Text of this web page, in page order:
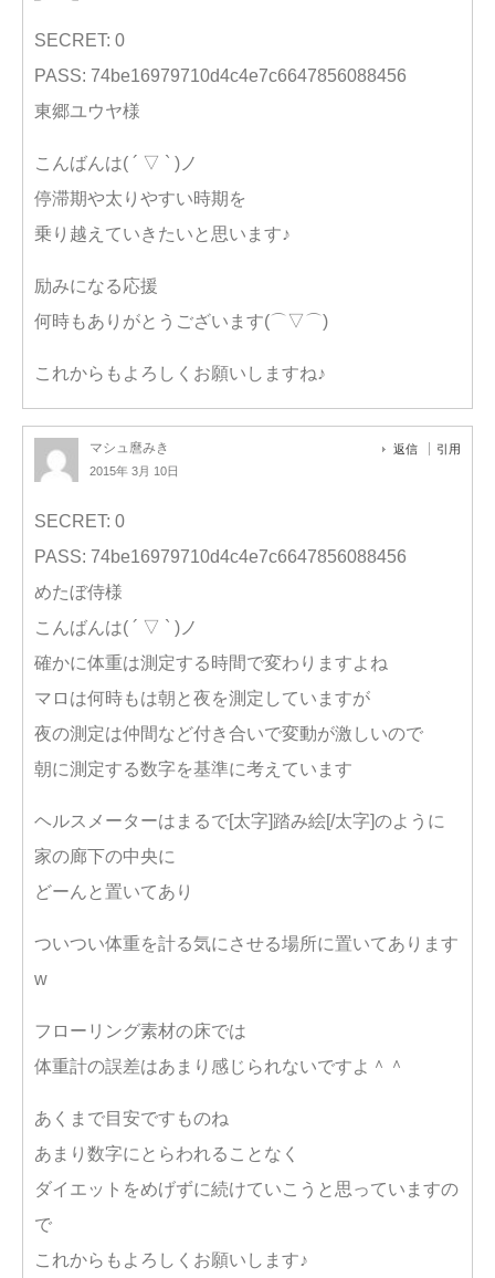
SECRET: 0
PASS: 74be16979710d4c4e7c6647856088456
東郷ユウヤ様
こんばんは( ´ ▽ ` )ノ
停滞期や太りやすい時期を
乗り越えていきたいと思います♪
励みになる応援
何時もありがとうございます(⌒▽⌒)
これからもよろしくお願いしますね♪
マシュ麿みき
2015年 3月 10日
返信 引用
SECRET: 0
PASS: 74be16979710d4c4e7c6647856088456
めたぼ侍様
こんばんは( ´ ▽ ` )ノ
確かに体重は測定する時間で変わりますよね
マロは何時もは朝と夜を測定していますが
夜の測定は仲間など付き合いで変動が激しいので
朝に測定する数字を基準に考えています
ヘルスメーターはまるで[太字]踏み絵[/太字]のように
家の廊下の中央に
どーんと置いてあり
ついつい体重を計る気にさせる場所に置いてあります
w
フローリング素材の床では
体重計の誤差はあまり感じられないですよ＾＾
あくまで目安ですものね
あまり数字にとらわれることなく
ダイエットをめげずに続けていこうと思っていますの
で
これからもよろしくお願いします♪